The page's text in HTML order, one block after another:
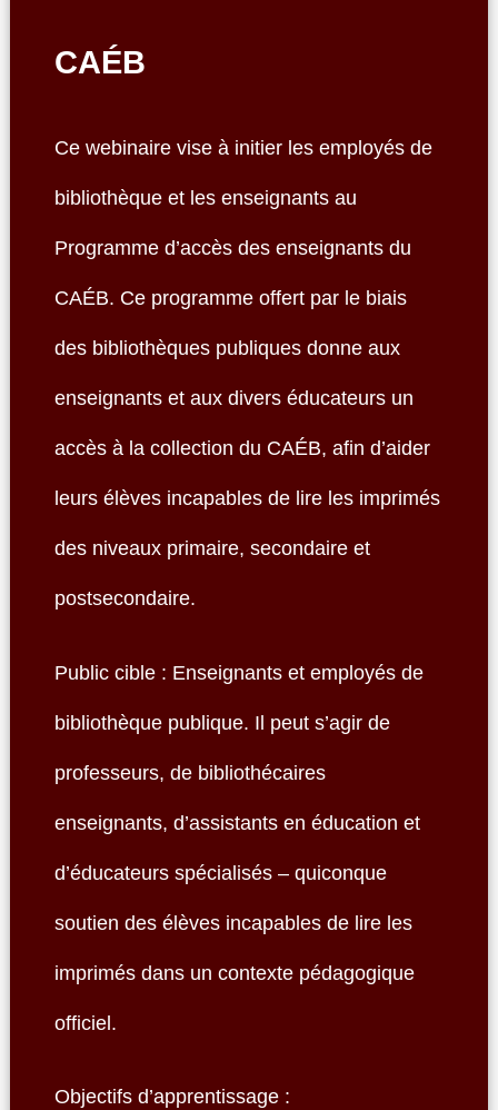
CAÉB
Ce webinaire vise à initier les employés de
bibliothèque et les enseignants au
Programme d’accès des enseignants du
CAÉB. Ce programme offert par le biais
des bibliothèques publiques donne aux
enseignants et aux divers éducateurs un
accès à la collection du CAÉB, afin d’aider
leurs élèves incapables de lire les imprimés
des niveaux primaire, secondaire et
postsecondaire.
Public cible : Enseignants et employés de
bibliothèque publique. Il peut s’agir de
professeurs, de bibliothécaires
enseignants, d’assistants en éducation et
d’éducateurs spécialisés – quiconque
soutien des élèves incapables de lire les
imprimés dans un contexte pédagogique
officiel.
Objectifs d’apprentissage :